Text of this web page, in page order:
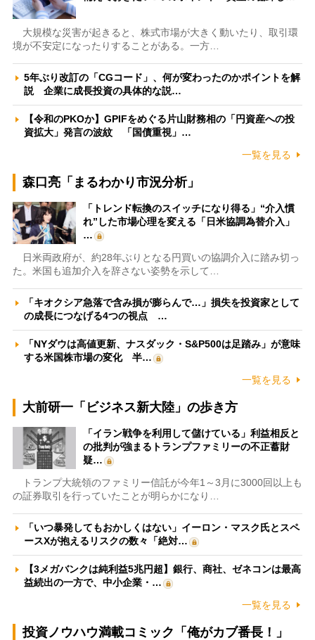
大規模な災害が起きると、株式市場が大きく動いたり、取引環
境が不安定になったりすることがある。一方…
5年ぶり改訂の「CGコード」、何が変わったのかポイントを解
説 企業に成長投資の具体的な説…
【令和のPKOか】GPIFをめぐる片山財務相の「円資産への投
資拡大」発言の波紋 「国債重視」…
一覧を見る
森口亮「まるわかり市況分析」
「トレンド転換のスイッチになり得る」“介入慣
れ”した市場心理を変える「日米協調為替介入」
…
日米両政府が、約28年ぶりとなる円買いの協調介入に踏み切っ
た。米国も追加介入を辞さない姿勢を示して…
「キオクシア急落で含み損が膨らんで…」損失を投資家として
の成長につなげる4つの視点 …
「NYダウは高値更新、ナスダック・S&P500は足踏み」が意味
する米国株市場の変化 半…
一覧を見る
大前研一「ビジネス新大陸」の歩き方
「イラン戦争を利用して儲けている」利益相反と
の批判が強まるトランプファミリーの不正蓄財
疑…
トランプ大統領のファミリー信託が今年1～3月に3000回以上も
の証券取引を行っていたことが明らかになり…
「いつ暴発してもおかしくはない」イーロン・マスク氏とスペ
ースXが抱えるリスクの数々「絶対…
【3メガバンクは純利益5兆円超】銀行、商社、ゼネコンは最高
益続出の一方で、中小企業・…
一覧を見る
投資ノウハウ満載コミック「俺がカブ番長！」